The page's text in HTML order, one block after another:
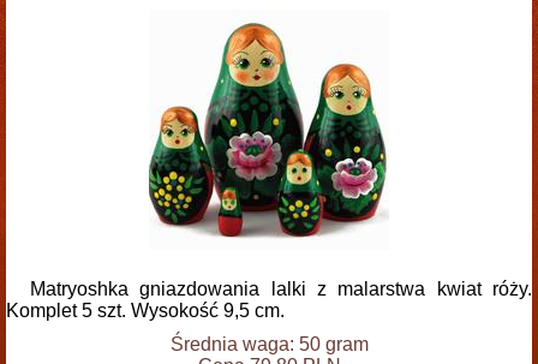
Matryoshka gniazdowania lalki z malarstwa kwiat róży.
Komplet 5 szt. Wysokość 9,5 cm.
Średnia waga: 50 gram